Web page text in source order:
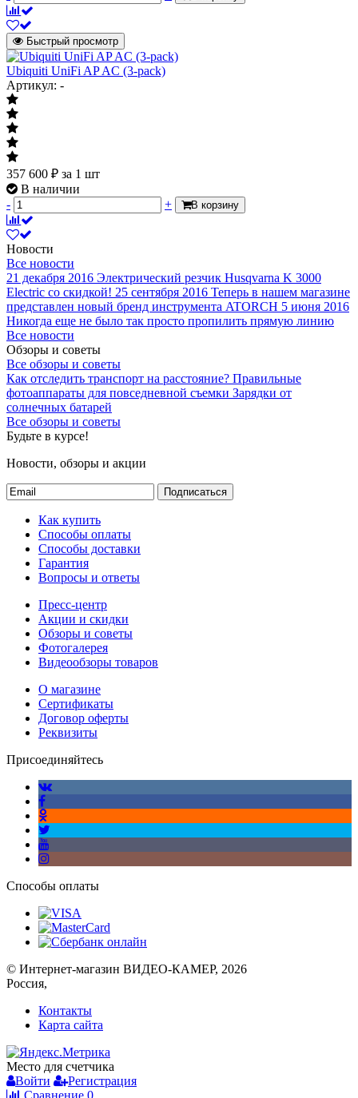
Быстрый просмотр
Ubiquiti UniFi AP AC (3-pack)
Артикул: -
357 600 ₽ за 1 шт
В наличии
-
+ В корзину
Новости
Все новости
21 декабря 2016 Электрический резчик Husqvarna K 3000
Electric со скидкой! 25 сентября 2016 Теперь в нашем магазине
представлен новый бренд инструмента ATORCH 5 июня 2016
Никогда еще не было так просто пропилить прямую линию
Все новости
Обзоры и советы
Все обзоры и советы
Как отследить транспорт на расстояние? Правильные
фотоаппараты для повседневной съемки Зарядки от
солнечных батарей
Все обзоры и советы
Будьте в курсе!
Новости, обзоры и акции
Подписаться
Как купить
Способы оплаты
Способы доставки
Гарантия
Вопросы и ответы
Пресс-центр
Акции и скидки
Обзоры и советы
Фотогалерея
Видеообзоры товаров
О магазине
Сертификаты
Договор оферты
Реквизиты
Присоединяйтесь
Способы оплаты
© Интернет-магазин ВИДЕО-КАМЕР, 2026
Россия,
Контакты
Карта сайта
Место для счетчика
Войти
Регистрация
Сравнение 0